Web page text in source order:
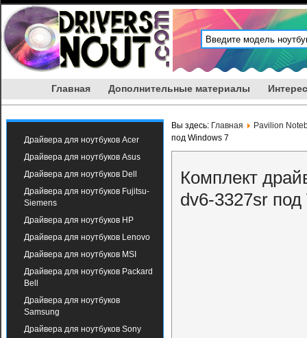
Главная Дополнительные материалы
Драйвера для ноутбуков Acer
Драйвера для ноутбуков Asus
Драйвера для ноутбуков Dell
Драйвера для ноутбуков Fujitsu-
Siemens
Драйвера для ноутбуков HP
Драйвера для ноутбуков Lenovo
Драйвера для ноутбуков MSI
Драйвера для ноутбуков Packard
Bell
Драйвера для ноутбуков
Samsung
Драйвера для ноутбуков Sony
Вы здесь: Главная
Pavilion
под Windows 7
Комплект
dv6-3327sr